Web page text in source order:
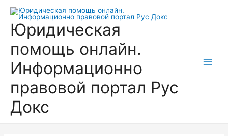
Перейти
содержимому
Юридическая
помощь онлайн.
Информационно
правовой портал Рус
Докс